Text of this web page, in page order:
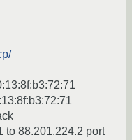
to 88.201.224.2 port